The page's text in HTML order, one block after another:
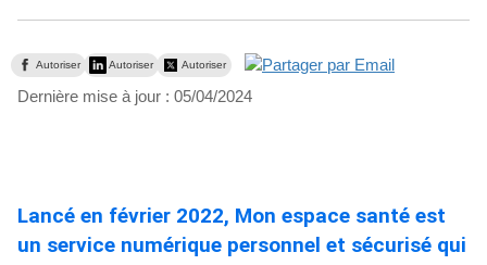
Autoriser Autoriser Autoriser
Dernière mise à jour : 05/04/2024
Lancé en février 2022, Mon espace santé est
un service numérique personnel et sécurisé qui